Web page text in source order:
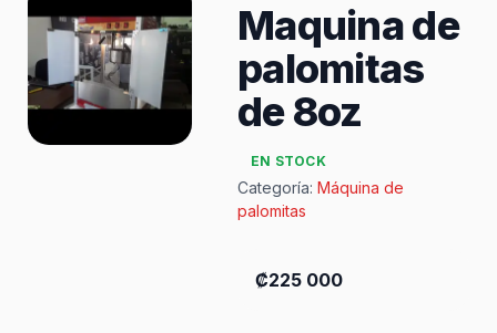
Maquina de
palomitas
de 8oz
EN STOCK
Categoría: Máquina de
palomitas
₡225 000